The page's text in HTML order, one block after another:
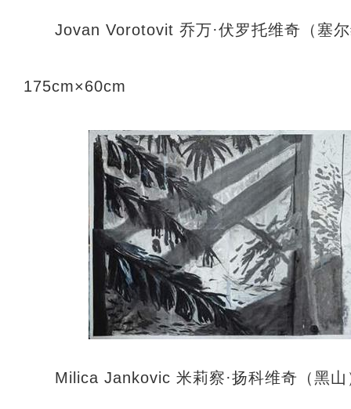
Jovan Vorotovit 乔万·伏罗托维奇（塞
175cm×60cm
Milica Jankovic 米莉察·扬科维奇（黑